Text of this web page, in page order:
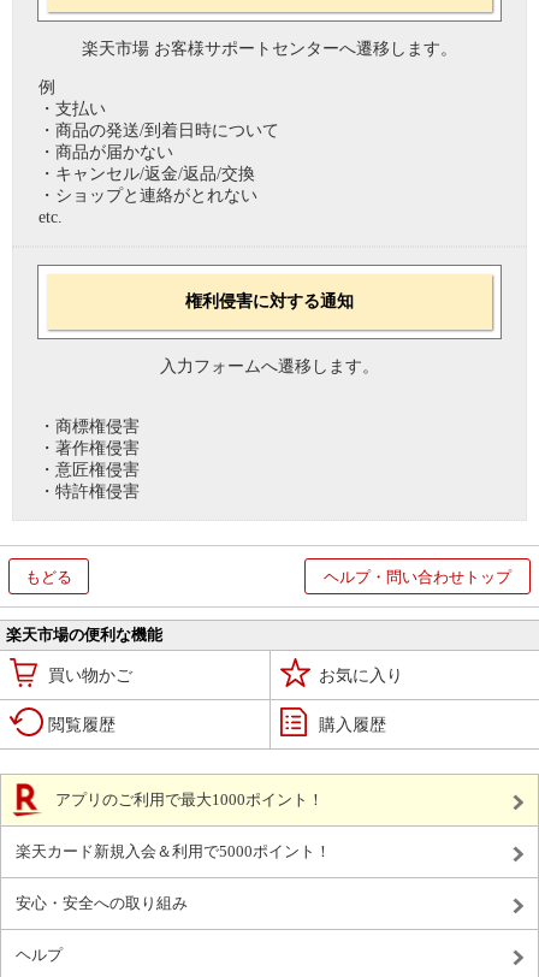
楽天市場 お客様サポートセンターへ遷移します。
例
・支払い
・商品の発送/到着日時について
・商品が届かない
・キャンセル/返金/返品/交換
・ショップと連絡がとれない
etc.
権利侵害に対する通知
入力フォームへ遷移します。
・商標権侵害
・著作権侵害
・意匠権侵害
・特許権侵害
もどる ヘルプ・問い合わせトップ
楽天市場の便利な機能
買い物かご お気に入り
閲覧履歴 購入履歴
アプリのご利用で最大1000ポイント！
楽天カード新規入会＆利用で5000ポイント！
安心・安全への取り組み
ヘルプ